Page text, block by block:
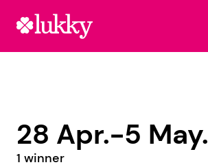
28 Apr.-5 May.
1 winner